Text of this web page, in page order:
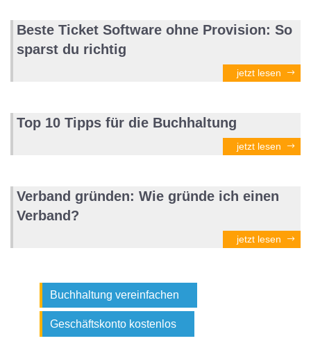
Beste Ticket Software ohne Provision: So
sparst du richtig
jetzt lesen
Top 10 Tipps für die Buchhaltung
jetzt lesen
Verband gründen: Wie gründe ich einen
Verband?
jetzt lesen
Buchhaltung vereinfachen
Geschäftskonto kostenlos